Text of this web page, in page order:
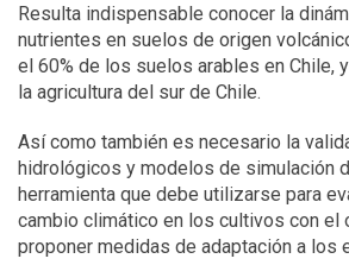
Resulta indispensable conocer la
nutrientes en suelos de origen
el 60% de los suelos arables en Chile,
la agricultura del sur de Chile.
Así como también es necesario la
hidrológicos y modelos de simulación
herramienta que debe utilizarse para
cambio climático en los cultivos con el
proponer medidas de adaptación a los